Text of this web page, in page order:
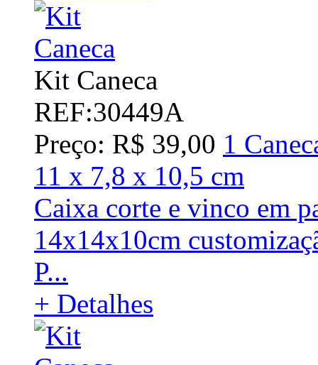
Kit Caneca
REF:30449A
Preço: R$ 39,00 1
11 x 7,8 x 10,5 cm
Caixa corte e vinco em
14x14x10cm
P...
+ Detalhes